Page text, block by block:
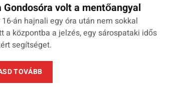
Gondosóra volt a mentőangyal
án hajnali egy óra után nem sokkal
a központba a jelzés, egy sárospataki idős
segítséget.
TOVÁBB